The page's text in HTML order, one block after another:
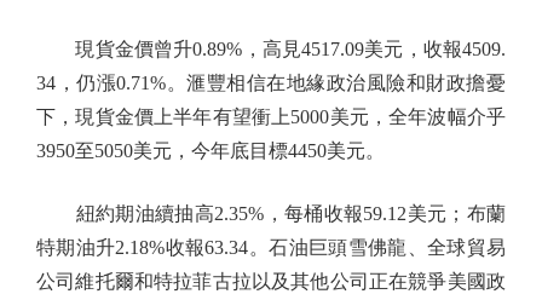
現貨金價曾升0.89%，高見4517.09美元，收報4509.
34，仍漲0.71%。滙豐相信在地緣政治風險和財政擔憂
下，現貨金價上半年有望衝上5000美元，全年波幅介乎
3950至5050美元，今年底目標4450美元。
紐約期油續抽高2.35%，每桶收報59.12美元；布蘭
特期油升2.18%收報63.34。石油巨頭雪佛龍、全球貿易
公司維托爾和特拉菲古拉以及其他公司正在競爭美國政